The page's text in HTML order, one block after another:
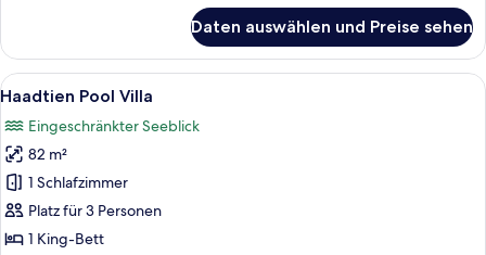
Villa
Daten auswählen und Preise sehen
Alle
Fotos
für
Haadtien
Pool
Villa
anzeigen
Ein Holzhaus mit Strohdach, einem
5
Haadtien Pool Villa
Eingeschränkter Seeblick
82 m²
1 Schlafzimmer
Platz für 3 Personen
1 King-Bett